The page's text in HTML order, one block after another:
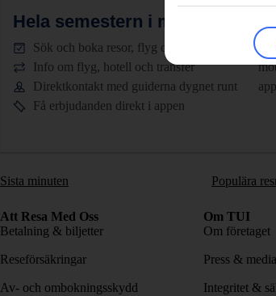
Hela semestern i mobilen.
Sök och boka resor, flyg och hotell
Info om flyg, hotell och transfer
Direktkontakt med guiderna dygnet runt
Få erbjudanden direkt i appen
Sista minuten Populära
Att Resa Med Oss
Betalning & biljetter
Reseförsäkringar
Av- och ombokningsskydd
Om TUI
Om företaget
Press & media
Integritet &